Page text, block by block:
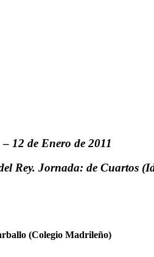
– 12 de Enero de 2011
Rey. Jornada: de Cuartos
(Colegio Madrileño)